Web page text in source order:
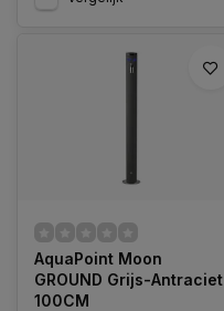
AquaPoint Moon
GROUND Grijs-Antraciet
100CM